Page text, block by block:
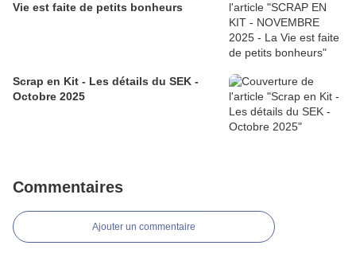
Vie est faite de petits bonheurs
Scrap en Kit - Les détails du SEK -
Octobre 2025
Commentaires
Ajouter un commentaire